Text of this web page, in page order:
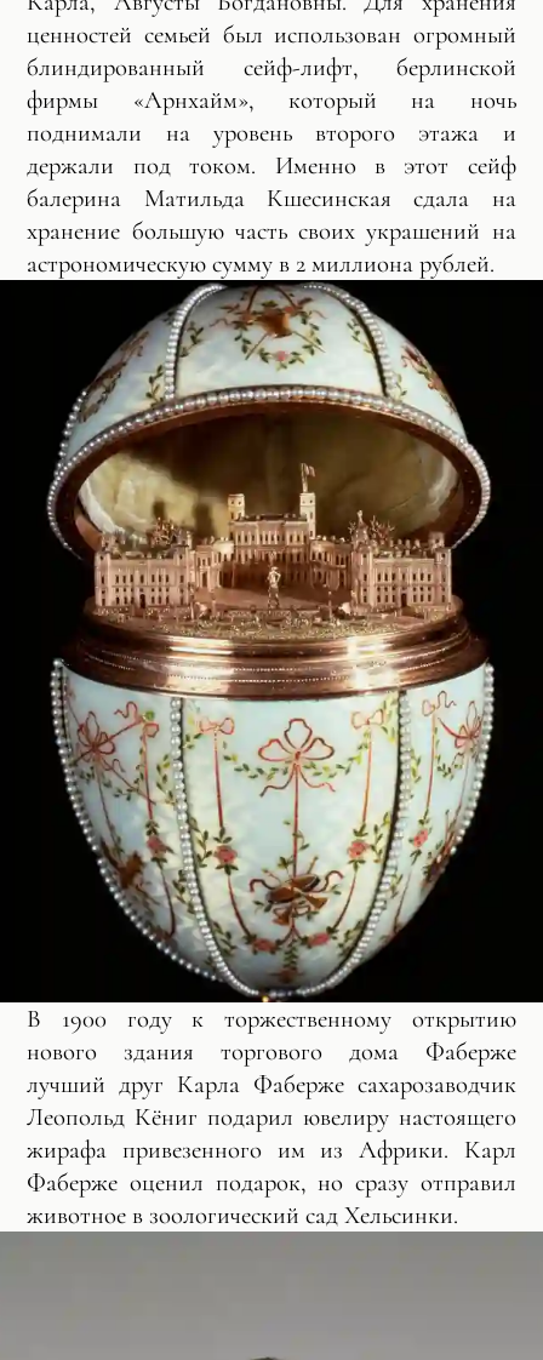
ценностей семьей был использован огромный
блиндированный сейф-лифт, берлинской
фирмы «Арнхайм», который на ночь
поднимали на уровень второго этажа и
держали под током. Именно в этот сейф
балерина Матильда Кшесинская сдала на
хранение большую часть своих украшений на
астрономическую сумму в 2 миллиона рублей.
В 1900 году к торжественному открытию
нового здания торгового дома Фаберже
лучший друг Карла Фаберже сахарозаводчик
Леопольд Кёниг подарил ювелиру настоящего
жирафа привезенного им из Африки. Карл
Фаберже оценил подарок, но сразу отправил
животное в зоологический сад Хельсинки.